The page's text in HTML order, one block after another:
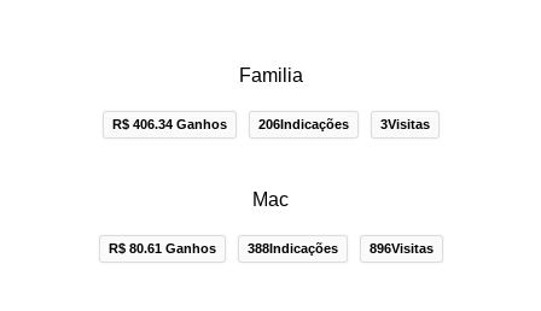
Familia
R$ 406.34 Ganhos 206Indicações 3Visitas
Mac
R$ 80.61 Ganhos 388Indicações 896Visitas